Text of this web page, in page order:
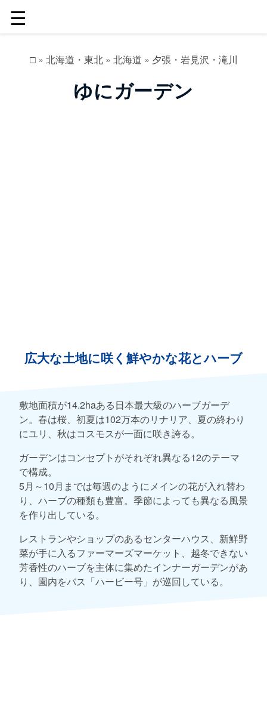
☰
□» 北海道・東北» 北海道 » 夕張・岩見沢・滝川
ゆにガーデン
広大な土地に咲く鮮やかな花とハーブ
敷地面積が14.2haある日本最大級のハーブガーデ
ン。春は桜、初夏は102万本のリナリア、夏の終わり
にユリ、秋はコスモスが一面に咲き誇る。
ガーデンはコンセプトがそれぞれ異なる12のテーマ
で構成。
5月～10月までは毎週のようにメインの花が入れ替わ
り、ハーブの種類も豊富。季節によっても異なる風景
を作り出している。
レストランやショップのあるセンターハウス、新鮮野
菜が手に入るファーマーズマーケット、越冬できない
芳香性のハーブを主体に集めたインナーガーデンがあ
り、園内をバス「ハービー号」が巡回している。